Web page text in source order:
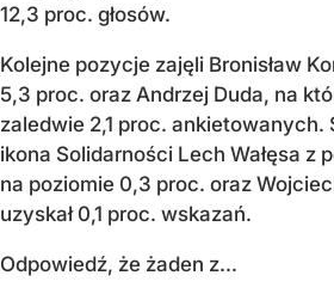
12,3 proc. głosów.
Kolejne pozycje zajęli Bronisław
5,3 proc. oraz Andrzej Duda, na
zaledwie 2,1 proc. ankietowanych.
ikona Solidarności Lech Wałęsa z
na poziomie 0,3 proc. oraz
uzyskał 0,1 proc. wskazań.
Odpowiedź, że żaden z...